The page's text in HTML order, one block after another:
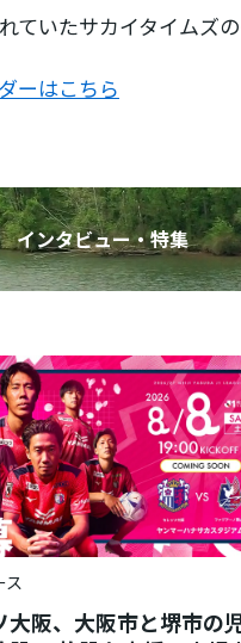
ていたサカイタイムズ
ーはこちら
インタビュー・特集
ス
大阪、大阪市と堺市の